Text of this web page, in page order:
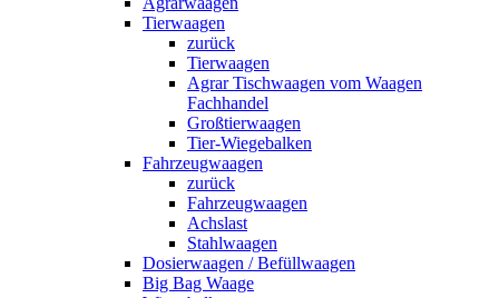
Tierwaagen
zurück
Tierwaagen
Agrar Tischwaagen vom Waagen
Fachhandel
Großtierwaagen
Tier-Wiegebalken
Fahrzeugwaagen
zurück
Fahrzeugwaagen
Achslast
Stahlwaagen
Dosierwaagen / Befüllwaagen
Big Bag Waage